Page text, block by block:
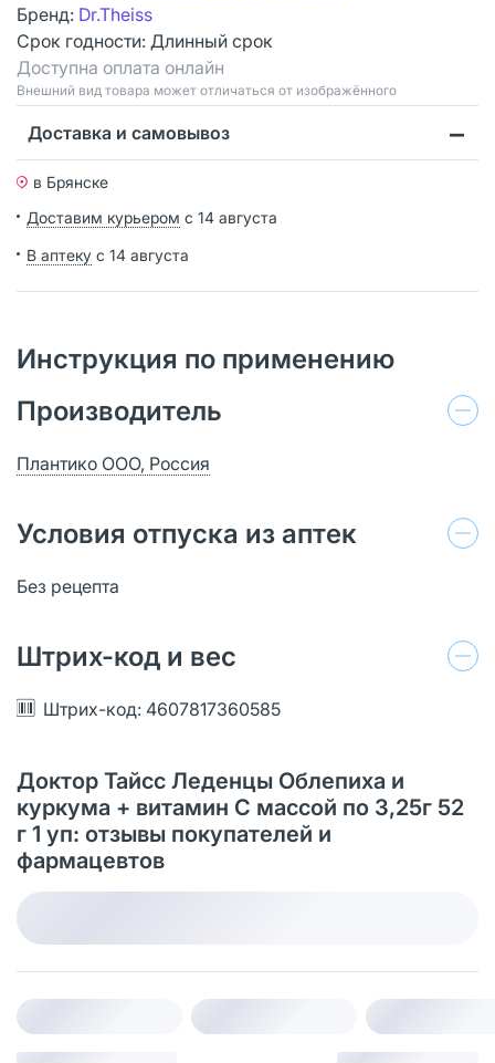
Бренд: Dr.Theiss
Срок годности: Длинный срок
Доступна оплата онлайн
Bнешний вид товара может отличаться от изображённого
Доставка и самовывоз
в Брянске
Доставим курьером с 14 августа
В аптеку с 14 августа
Инструкция по применению
Производитель
Плантико ООО, Россия
Условия отпуска из аптек
Без рецепта
Штрих-код и вес
Штрих-код: 4607817360585
Доктор Тайсс Леденцы Облепиха и
куркума + витамин С массой по 3,25г 52
г 1 уп: отзывы покупателей и
фармацевтов